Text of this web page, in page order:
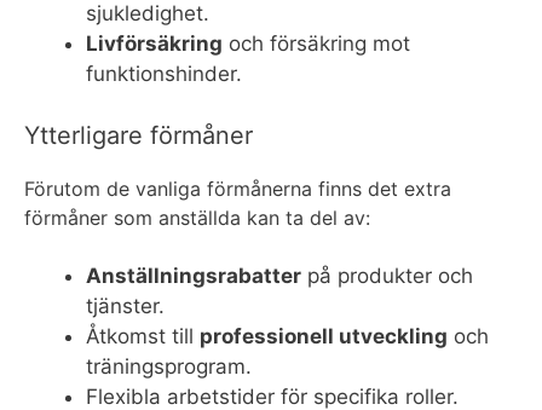
sjukledighet.
Livförsäkring och försäkring mot
funktionshinder.
Ytterligare förmåner
Förutom de vanliga förmånerna finns det extra
förmåner som anställda kan ta del av:
Anställningsrabatter på produkter och
tjänster.
Åtkomst till professionell utveckling och
träningsprogram.
Flexibla arbetstider för specifika roller.